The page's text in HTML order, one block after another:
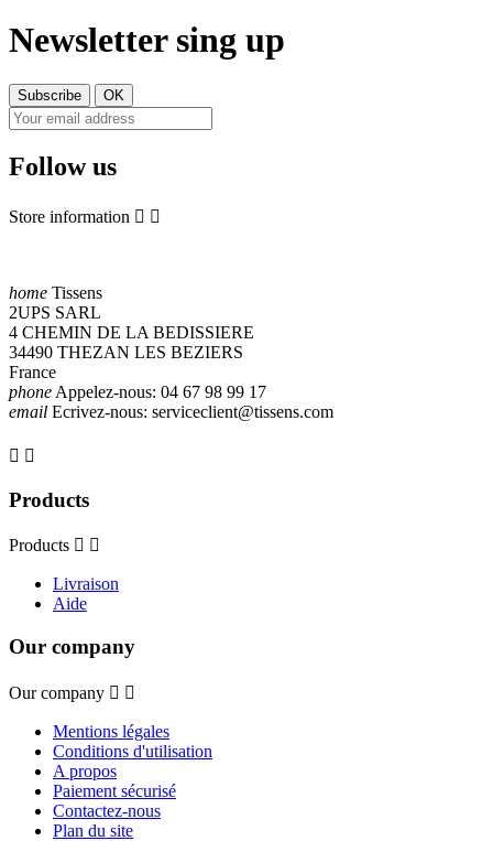
Newsletter sing up
Follow us
Store information  
home Tissens
2UPS SARL
4 CHEMIN DE LA BEDISSIERE
34490 THEZAN LES BEZIERS
France
phone Appelez-nous: 04 67 98 99 17
email Ecrivez-nous: serviceclient@tissens.com
 
Products
Products  
Livraison
Aide
Our company
Our company  
Mentions légales
Conditions d'utilisation
A propos
Paiement sécurisé
Contactez-nous
Plan du site